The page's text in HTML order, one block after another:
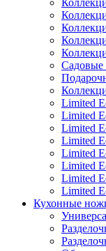
Limited
Limited
Limited
Limited
Limited
Limited
Limited
Limited
Кухонные